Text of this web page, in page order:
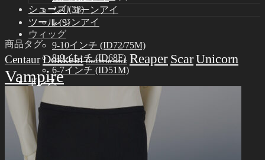
シリコーンアイ
レジンアイ
ウィッグ
9-10インチ (ID72/75M)
8-9インチ (ID68F)
6-7インチ (ID51M)
ドレス
Idealian 72 男性
シューズ
シューズ (38)
ツール (9)
商品タグ
CentaurDokkebi Outfits in stock Reaper ScarUnicorn
Vampire